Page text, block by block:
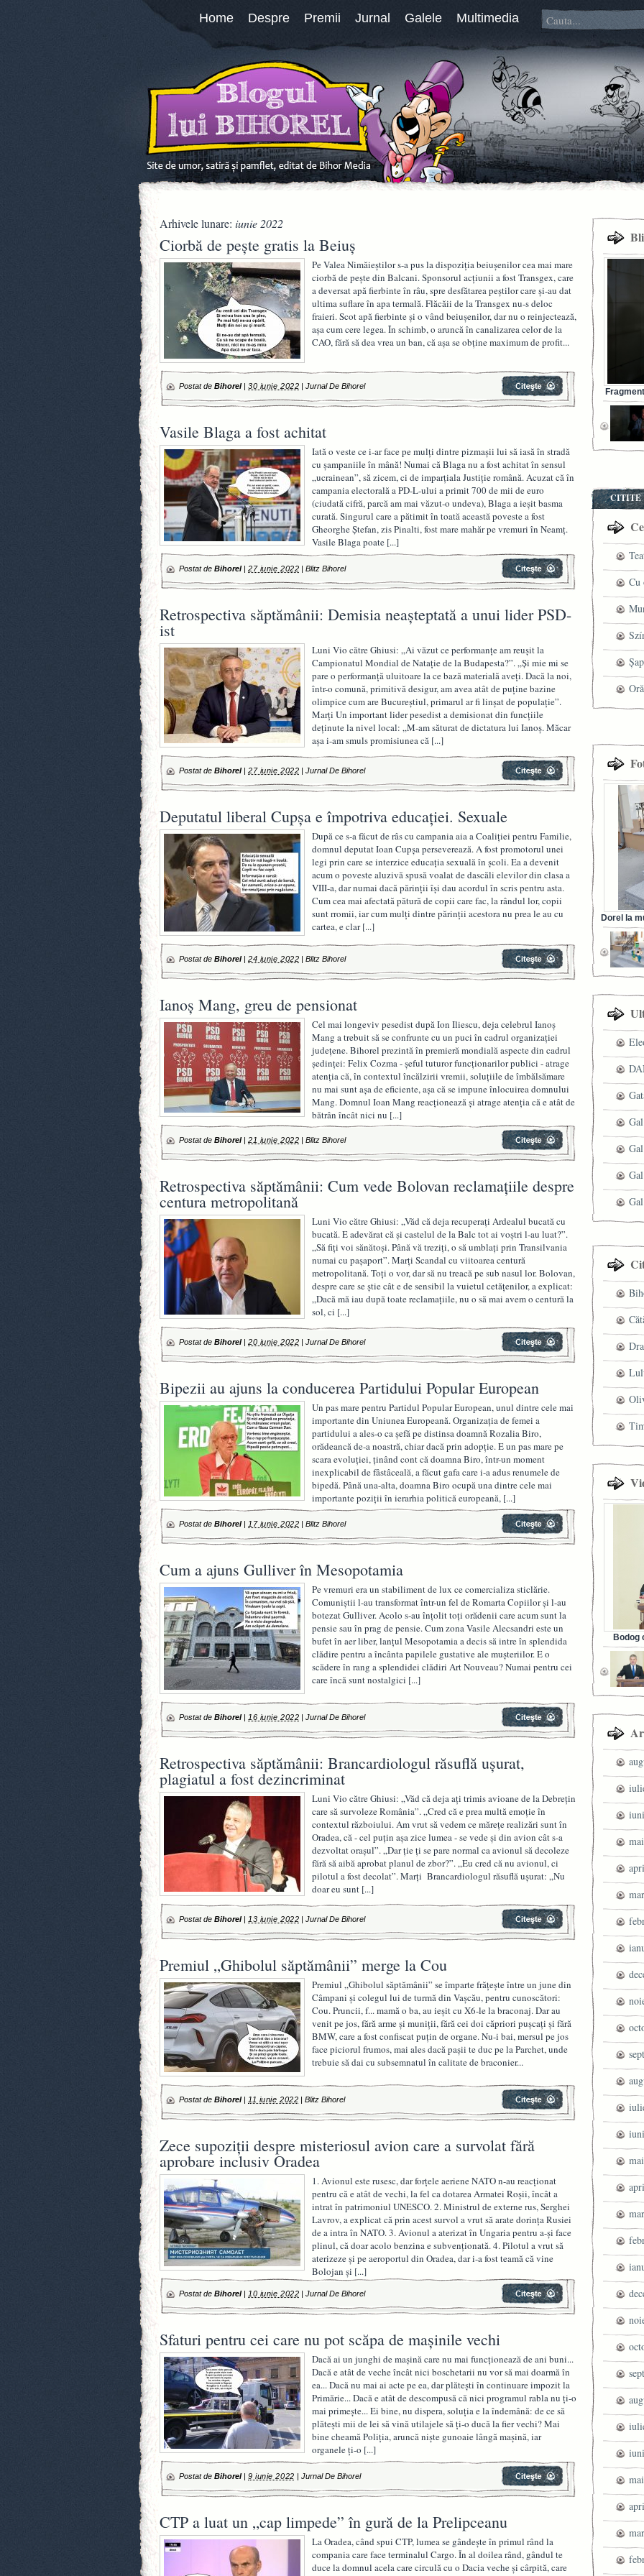
Home Despre Premii Jurnal Galele Multimedia
Arhivele lunare: iunie 2022
Ciorbă de pește gratis la Beiuș
Pe Valea Nimăieștilor s-a pus la dispoziția beiușenilor cea mai mare
ciorbă de pește din Balcani. Sponsorul acțiunii a fost Transgex, care
a deversat apă fierbinte în râu, spre desfătarea peștilor care și-au dat
ultima suflare în apa termală. Flăcăii de la Transgex nu-s deloc
fraieri. Scot apă fierbinte și o vând beiușenilor, dar nu o reinjectează,
așa cum cere legea. În schimb, o aruncă în canalizarea celor de la
CAO, fără să dea vrea un ban, că așa se obține maximum de profit...
Postat de Bihorel| 30 iunie 2022 |Jurnal De Bihorel
Vasile Blaga a fost achitat
Iată o veste ce i-ar face pe mulți dintre pizmașii lui să iasă în stradă
cu șampaniile în mână! Numai că Blaga nu a fost achitat în sensul
„ucrainean”, să zicem, ci de imparțiala Justiție română. Acuzat că în
campania electorală a PD-L-ului a primit 700 de mii de euro
(ciudată cifră, parcă am mai văzut-o undeva), Blaga a ieșit basma
curată. Singurul care a pătimit în toată această poveste a fost
Gheorghe Ștefan, zis Pinalti, fost mare mahăr pe vremuri în Neamț.
Vasile Blaga poate [...]
Postat de Bihorel| 27 iunie 2022 |Blitz Bihorel
Retrospectiva săptămânii: Demisia neașteptată a unui lider PSD-
ist
Luni Vio către Ghiusi: „Ai văzut ce performanțe am reușit la
Campionatul Mondial de Natație de la Budapesta?”. „Și mie mi se
pare o performanță uluitoare la ce bază materială aveți. Dacă la noi,
într-o comună, primitivă desigur, am avea atât de puține bazine
olimpice cum are Bucureștiul, primarul ar fi linșat de populație”.
Marți Un important lider pesedist a demisionat din funcțiile
deținute la nivel local: „M-am săturat de dictatura lui Ianoș. Măcar
așa i-am smuls promisiunea că [...]
Postat de Bihorel| 27 iunie 2022 |Jurnal De Bihorel
Deputatul liberal Cupșa e împotriva educației. Sexuale
După ce s-a făcut de râs cu campania aia a Coaliției pentru Familie,
domnul deputat Ioan Cupșa perseverează. A fost promotorul unei
legi prin care se interzice educația sexuală în școli. Ea a devenit
acum o poveste aluzivă spusă voalat de dascăli elevilor din clasa a
VIII-a, dar numai dacă părinții își dau acordul în scris pentru asta.
Cum cea mai afectată pătură de copii care fac, la rândul lor, copii
sunt rromii, iar cum mulți dintre părinții acestora nu prea le au cu
cartea, e clar[...]
Postat de Bihorel| 24 iunie 2022 |Blitz Bihorel
Ianoș Mang, greu de pensionat
Cel mai longeviv pesedist după Ion Iliescu, deja celebrul Ianoș
Mang a trebuit să se confrunte cu un puci în cadrul organizației
județene. Bihorel prezintă în premieră mondială aspecte din cadrul
ședinței: Felix Cozma - șeful tuturor funcționarilor publici - atrage
atenția că, în contextul încălzirii vremii, soluțiile de îmbălsămare
nu mai sunt așa de eficiente, așa că se impune înlocuirea domnului
Mang. Domnul Ioan Mang reacționează și atrage atenția că e atât de
bătrân încât nici nu [...]
Postat de Bihorel| 21 iunie 2022 |Blitz Bihorel
Retrospectiva săptămânii: Cum vede Bolovan reclamațiile despre
centura metropolitană
Luni Vio către Ghiusi: „Văd că deja recuperați Ardealul bucată cu
bucată. E adevărat că și castelul de la Balc tot ai voștri l-au luat?”.
„Să fiți voi sănătoși. Până vă treziți, o să umblați prin Transilvania
numai cu pașaport”. Marți Scandal cu viitoarea centură
metropolitană. Toți o vor, dar să nu treacă pe sub nasul lor. Bolovan,
despre care se știe cât e de sensibil la vuietul cetățenilor, a explicat:
„Dacă mă iau după toate reclamațiile, nu o să mai avem o centură la
sol, ci [...]
Postat de Bihorel| 20 iunie 2022 |Jurnal De Bihorel
Bipezii au ajuns la conducerea Partidului Popular European
Un pas mare pentru Partidul Popular European, unul dintre cele mai
importante din Uniunea Europeană. Organizația de femei a
partidului a ales-o ca șefă pe distinsa doamnă Rozalia Biro,
orădeancă de-a noastră, chiar dacă prin adopție. E un pas mare pe
scara evoluției, ținând cont că doamna Biro, într-un moment
inexplicabil de fâstâceală, a făcut gafa care i-a adus renumele de
bipedă. Până una-alta, doamna Biro ocupă una dintre cele mai
importante poziții în ierarhia politică europeană, [...]
Postat de Bihorel| 17 iunie 2022 |Blitz Bihorel
Cum a ajuns Gulliver în Mesopotamia
Pe vremuri era un stabiliment de lux ce comercializa sticlărie.
Comuniștii l-au transformat într-un fel de Romarta Copiilor și l-au
botezat Gulliver. Acolo s-au înțolit toți orădenii care acum sunt la
pensie sau în prag de pensie. Cum zona Vasile Alecsandri este un
bufet în aer liber, lanțul Mesopotamia a decis să intre în splendida
clădire pentru a încânta papilele gustative ale mușteriilor. E o
scădere în rang a splendidei clădiri Art Nouveau? Numai pentru cei
care încă sunt nostalgici [...]
Postat de Bihorel| 16 iunie 2022 |Jurnal De Bihorel
Retrospectiva săptămânii: Brancardiologul răsuflă ușurat,
plagiatul a fost dezincriminat
Luni Vio către Ghiusi: „Văd că deja ați trimis avioane de la Debrețin
care să survoleze România”. „Cred că e prea multă emoție în
contextul războiului. Am vrut să vedem ce mărețe realizări sunt în
Oradea, că - cel puțin așa zice lumea - se vede și din avion cât s-a
dezvoltat orașul”. „Dar ție ți se pare normal ca avionul să decoleze
fără să aibă aprobat planul de zbor?”. „Eu cred că nu avionul, ci
pilotul a fost decolat”. Marți Brancardiologul răsuflă ușurat: „Nu
doar eu sunt [...]
Postat de Bihorel| 13 iunie 2022 |Jurnal De Bihorel
Premiul „Ghibolul săptămânii” merge la Cou
Premiul „Ghibolul săptămânii” se împarte frățește între un june din
Câmpani și colegul lui de turmă din Vașcău, pentru cunoscători:
Cou. Pruncii, f... mamă o ba, au ieșit cu X6-le la braconaj. Dar au
venit pe jos, fără arme și muniții, fără cei doi căpriori pușcați și fără
BMW, care a fost confiscat puțin de organe. Nu-i bai, mersul pe jos
face piciorul frumos, mai ales dacă pașii te duc pe la Parchet, unde
trebuie să dai cu subsemnatul în calitate de braconier...
Postat de Bihorel| 11 iunie 2022 |Blitz Bihorel
Zece supoziții despre misteriosul avion care a survolat fără
aprobare inclusiv Oradea
1. Avionul este rusesc, dar forțele aeriene NATO n-au reacționat
pentru că e atât de vechi, la fel ca dotarea Armatei Roșii, încât a
intrat în patrimoniul UNESCO. 2. Ministrul de externe rus, Serghei
Lavrov, a explicat că prin acest survol a vrut să arate dorința Rusiei
de a intra în NATO. 3. Avionul a aterizat în Ungaria pentru a-și face
plinul, că doar acolo benzina e subvenționată. 4. Pilotul a vrut să
aterizeze și pe aeroportul din Oradea, dar i-a fost teamă că vine
Bolojan și [...]
Postat de Bihorel| 10 iunie 2022 |Jurnal De Bihorel
Sfaturi pentru cei care nu pot scăpa de mașinile vechi
Dacă ai un junghi de mașină care nu mai funcționează de ani buni...
Dacă e atât de veche încât nici boschetarii nu vor să mai doarmă în
ea... Dacă nu mai ai acte pe ea, dar plătești în continuare impozit la
Primărie... Dacă e atât de descompusă că nici programul rabla nu ți-o
mai primește... Ei bine, nu dispera, soluția e la îndemână: de ce să
plătești mii de lei să vină utilajele să ți-o ducă la fier vechi? Mai
bine cheamă Poliția, aruncă niște gunoaie lângă mașină, iar
organele ți-o [...]
Postat de Bihorel| 9 iunie 2022 | Jurnal De Bihorel
CTP a luat un „cap limpede” în gură de la Prelipceanu
La Oradea, când spui CTP, lumea se gândește în primul rând la
compania care face terminalul Cargo. În al doilea rând, gândul te
duce la domnul acela care circulă cu o Dacia veche și cârpită, care
CITITE
Cu
Dorel la
din
Bodog